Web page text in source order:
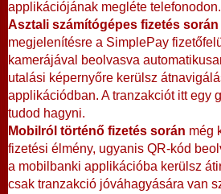
applikációjának megléte telefonodon.
Asztali számítógépes fizetés során
megjelenítésre a SimplePay
kamerájával beolvasva
utalási képernyőre kerülsz
applikációdban. A tranzakciót itt egy
tudod hagyni.
Mobilról történő fizetés során még
fizetési élmény, ugyanis QR-kód
a mobilbanki applikációba kerülsz
csak tranzakció jóváhagyására van